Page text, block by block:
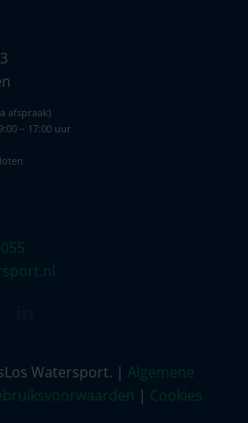
afspraak)
– 17:00 uur
Watersport. | Algemene
| Cookies